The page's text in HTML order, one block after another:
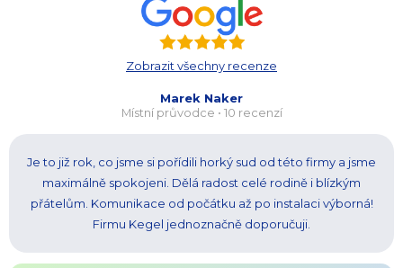
Zobrazit všechny recenze
Marek Naker
Místní průvodce • 10 recenzí
Je to již rok, co jsme si pořídili horký sud od této firmy a jsme
maximálně spokojeni. Dělá radost celé rodině i blízkým
přátelům. Komunikace od počátku až po instalaci výborná!
Firmu Kegel jednoznačně doporučuji.